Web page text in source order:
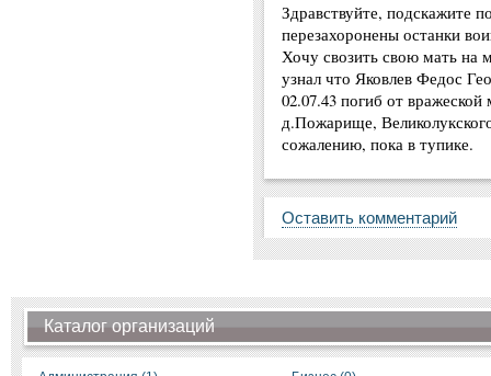
Здравствуйте, подскажите
перезахоронены останки
Хочу свозить свою мать на
узнал что Яковлев Федос
02.07.43 погиб от
д.Пожарище,
сожалению, пока в тупике.
Оставить комментарий
Каталог организаций